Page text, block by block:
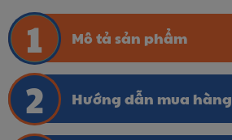
Mô tả sản phẩm
Hướng dẫn mua hàng